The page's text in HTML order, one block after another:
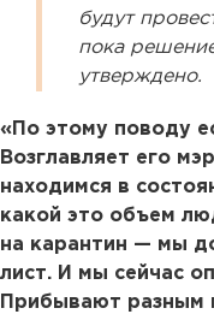
будут
пока
утверждено.
«По этому поводу
Возглавляет его
находимся в
какой это объем
на карантин — мы
лист. И мы сейчас
Прибывают разным